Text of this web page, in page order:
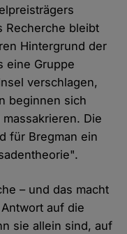
Recherche bleibt
Hintergrund der
eine Gruppe
verschlagen,
beginnen sich
Die
für Bregman ein
– und das macht
auf die
sie allein sind, auf